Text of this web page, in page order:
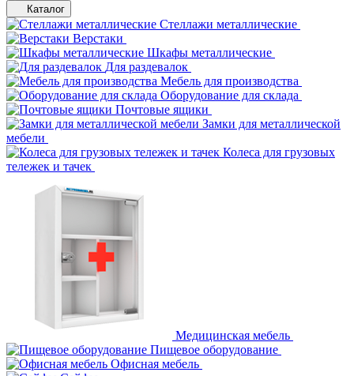
Каталог
Стеллажи металлические
Верстаки
Шкафы металлические
Для раздевалок
Мебель для производства
Оборудование для склада
Почтовые ящики
Замки для металлической
мебели
Колеса для грузовых
тележек и тачек
Медицинская мебель
Пищевое оборудование
Офисная мебель